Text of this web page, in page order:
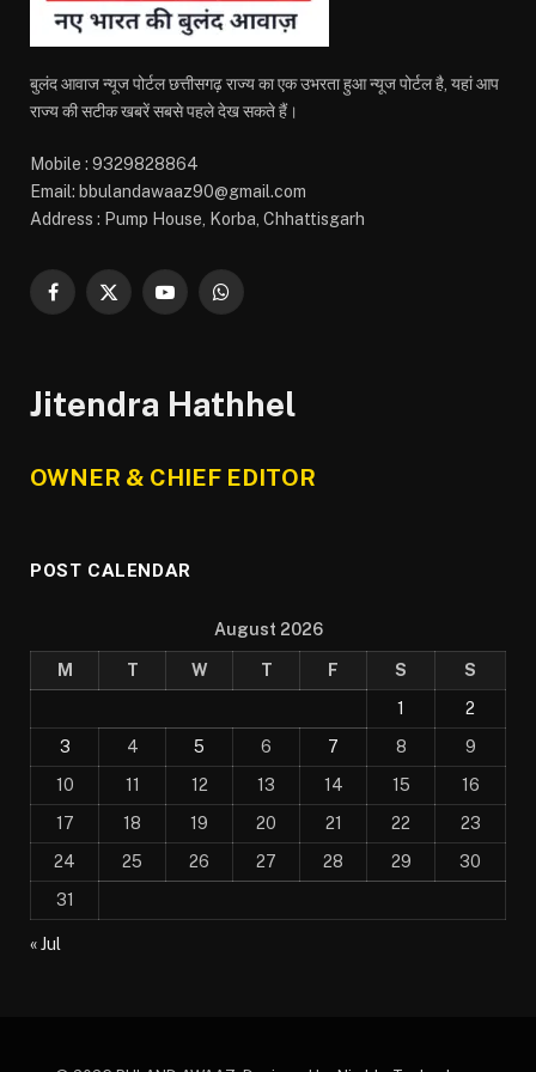
बुलंद आवाज न्यूज पोर्टल छत्तीसगढ़ राज्य का एक उभरता हुआ न्यूज पोर्टल है, यहां आप
राज्य की सटीक खबरें सबसे पहले देख सकते हैं।
Mobile : 9329828864
Email: bbulandawaaz90@gmail.com
Address : Pump House, Korba, Chhattisgarh
Facebook
X
YouTubeWhatsApp
Jitendra Hathhel
OWNER & CHIEF EDITOR
POST CALENDAR
August 2026
M T W T F S
S
1
2
3
4 5 6 7 8
9
10
11 12 13 14 15
16
17
18 19 20 21 22
23
24
25 26 27 28 29
30
31
« Jul